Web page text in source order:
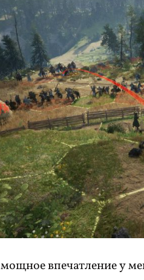
впечатление у